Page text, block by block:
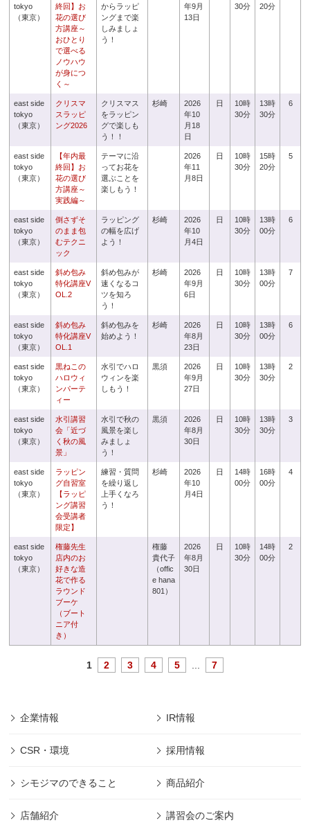
tokyo
（東京）
終回】お
花の選び
方講座～
おひとり
で選べる
ノウハウ
が身につ
く～
からラッピ
ングまで楽
しみましょ
う！
年9月
13日
30分
20分
east side
tokyo
（東京）
クリスマ
スラッピ
ング2026
クリスマス
をラッピン
グで楽しも
う！！
杉崎
2026
年10
月18
日
日
10時
30分
13時
30分
6
east side
tokyo
（東京）
【年内最
終回】お
花の選び
方講座～
実践編～
テーマに沿
ってお花を
選ぶことを
楽しもう！
2026
年11
月8日
日
10時
30分
15時
20分
5
east side
tokyo
（東京）
倒さずそ
のまま包
むテクニ
ック
ラッピング
の幅を広げ
よう！
杉崎
2026
年10
月4日
日
10時
30分
13時
00分
6
east side
tokyo
（東京）
斜め包み
特化講座V
OL.2
斜め包みが
速くなるコ
ツを知ろ
う！
杉崎
2026
年9月
6日
日
10時
30分
13時
00分
7
east side
tokyo
（東京）
斜め包み
特化講座V
OL.1
斜め包みを
始めよう！
杉崎
2026
年8月
23日
日
10時
30分
13時
00分
6
east side
tokyo
（東京）
黒ねこの
ハロウィ
ンパーテ
ィー
水引でハロ
ウィンを楽
しもう！
黒須
2026
年9月
27日
日
10時
30分
13時
30分
2
east side
tokyo
（東京）
水引講習
会「近づ
く秋の風
景」
水引で秋の
風景を楽し
みましょ
う！
黒須
2026
年8月
30日
日
10時
30分
13時
30分
3
east side
tokyo
（東京）
ラッピン
グ自習室
【ラッピ
ング講習
会受講者
限定】
練習・質問
を繰り返し
上手くなろ
う！
杉崎
2026
年10
月4日
日
14時
00分
16時
00分
4
east side
tokyo
（東京）
権藤先生
店内のお
好きな造
花で作る
ラウンド
ブーケ
（ブート
ニア付
き）
権藤
貴代子
（offic
e hana
801）
2026
年8月
30日
日
10時
30分
14時
00分
2
1 2 3 4 5 7
企業情報 IR情報
CSR・環境 採用情報
シモジマのできること 商品紹介
店舗紹介 講習会のご案内